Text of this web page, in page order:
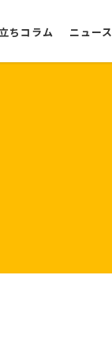
ちコラム ニュース